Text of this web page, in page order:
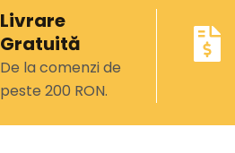
Livrare
Gratuită
De la comenzi de
peste 200 RON.